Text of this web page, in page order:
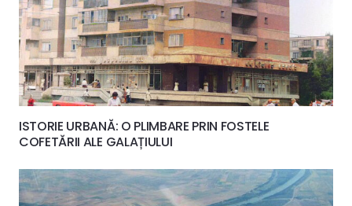
ISTORIE URBANĂ: O PLIMBARE PRIN FOSTELE
COFETĂRII ALE GALAȚIULUI